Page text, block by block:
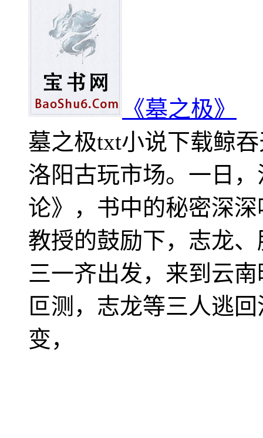
《墓之极》
墓之极txt小说下载鲸
洛阳古玩市场。一日
论》，书中的秘密深
教授的鼓励下，志龙
三一齐出发，来到云
叵测，志龙等三人逃
变，